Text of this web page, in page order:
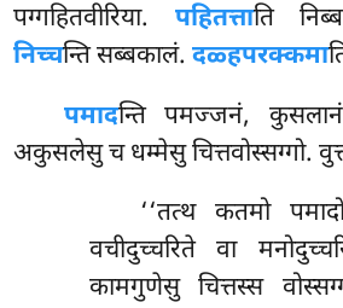
पग्गहितवीरिया. पहितत्ताति
निच्चन्ति सब्बकालं.दळ्हपरक्कमा
पमादन्ति पमज्जनं, कुसलानं
अकुसलेसु च धम्मेसु चित्तवोस्सग्गो.
‘‘तत्थ कतमो
वचीदुच्चरिते वा
कामगुणेसु चित्तस्स